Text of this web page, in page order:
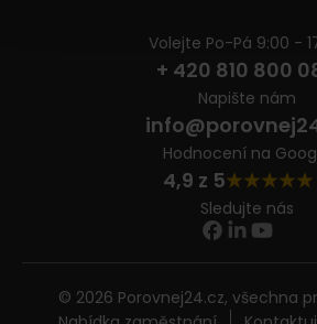
Volejte Po-Pá 9:00 -
+ 420 810 800
Napište nám
Hodnocení na
4,9 z 5
Sledujte nás
© 2026 Porovnej24.cz, všechna